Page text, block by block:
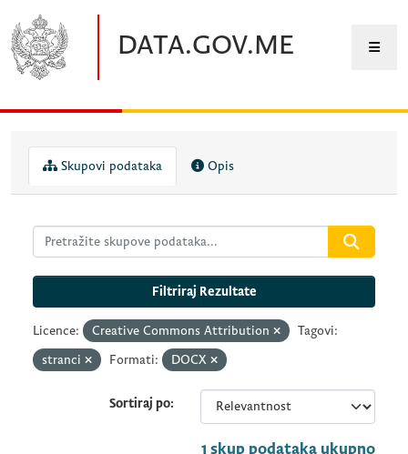
DATA.GOV.ME
Skupovi podataka Opis
Filtriraj Rezultate
Licence: Creative Commons Attribution
Tagovi:
stranci
Formati: DOCX
Sortiraj po
1 skup podataka ukupno